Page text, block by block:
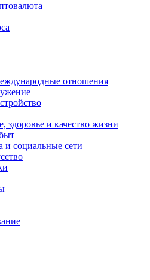
отношения
здоровье и качество жизни
и социальные сети